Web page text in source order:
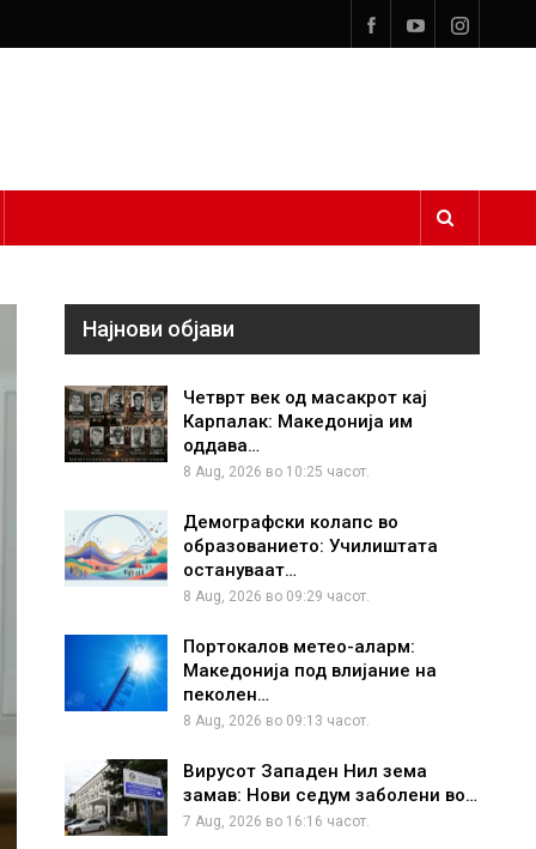
Најнови објави
Четврт век од масакрот кај
Карпалак: Македонија им
оддава…
8 Aug, 2026 во 10:25 часот.
Демографски колапс во
образованието: Училиштата
остануваат…
8 Aug, 2026 во 09:29 часот.
Портокалов метео-аларм:
Македонија под влијание на
пеколен…
8 Aug, 2026 во 09:13 часот.
Вирусот Западен Нил зема
замав: Нови седум заболени во…
7 Aug, 2026 во 16:16 часот.